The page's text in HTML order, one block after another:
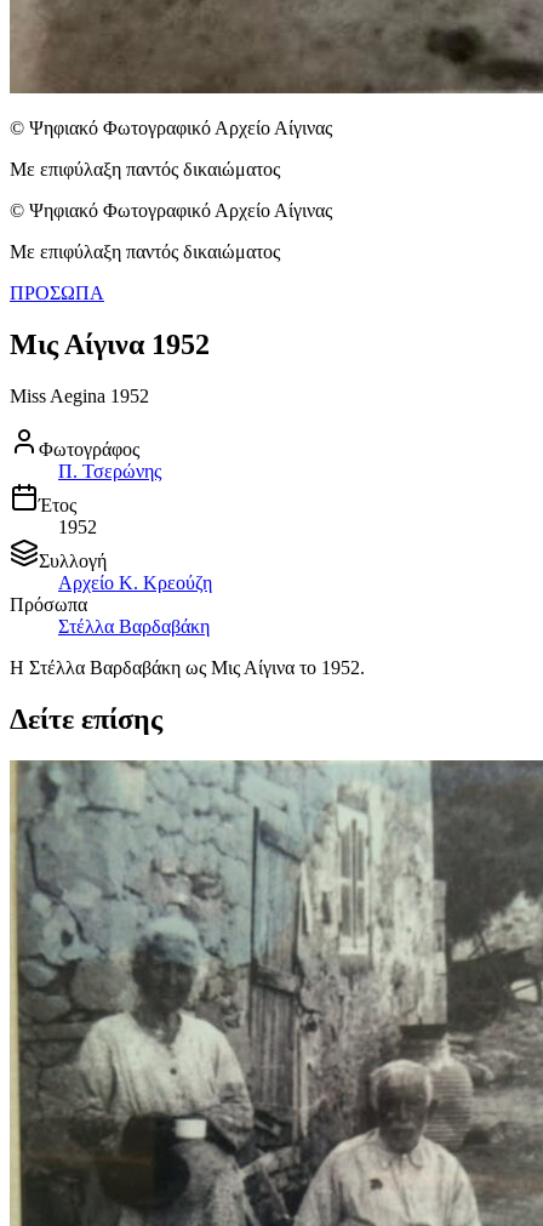
© Ψηφιακό Φωτογραφικό Αρχείο Αίγινας
Με επιφύλαξη παντός δικαιώματος
© Ψηφιακό Φωτογραφικό Αρχείο Αίγινας
Με επιφύλαξη παντός δικαιώματος
ΠΡΟΣΩΠΑ
Μις Αίγινα 1952
Miss Aegina 1952
Φωτογράφος
Π. Τσερώνης
Έτος
1952
Συλλογή
Αρχείο Κ. Κρεούζη
Πρόσωπα
Στέλλα Βαρδαβάκη
Η Στέλλα Βαρδαβάκη ως Μις Αίγινα το 1952.
Δείτε επίσης